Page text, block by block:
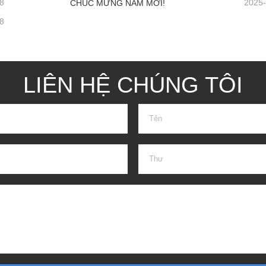
CHÚC MỪNG NĂM MỚI!
LIÊN HỆ CHÚNG TÔI